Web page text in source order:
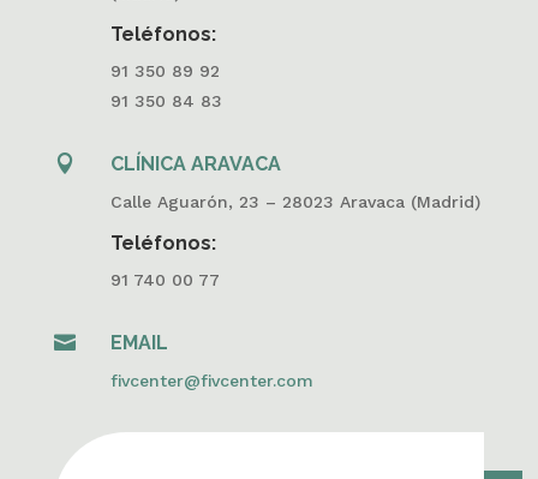
Teléfonos:
91 350 89 92
91 350 84 83
 CLÍNICA ARAVACA
Calle Aguarón, 23 – 28023 Aravaca (Madrid)
Teléfonos:
91 740 00 77
 EMAIL
fivcenter@fivcenter.com